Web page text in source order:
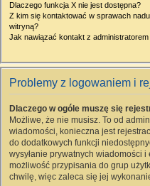
Dlaczego funkcja X nie jest dostępna?
Z kim się kontaktować w sprawach
witryną?
Jak nawiązać kontakt z
Problemy z logowaniem i
Dlaczego w ogóle muszę się
Możliwe, że nie musisz. To od
wiadomości, konieczna jest
do dodatkowych funkcji
wysyłanie prywatnych wiadomości
możliwość przypisania do grup
chwilę, więc zaleca się jej